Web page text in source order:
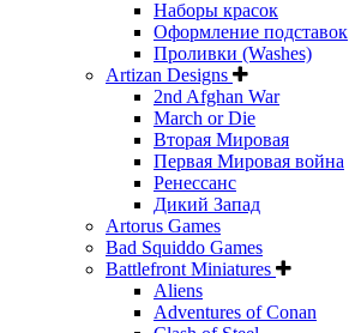
Наборы красок
Оформление подставок
Проливки (Washes)
Artizan Designs
2nd Afghan War
March or Die
Вторая Мировая
Первая Мировая война
Ренессанс
Дикий Запад
Artorus Games
Bad Squiddo Games
Battlefront Miniatures
Aliens
Adventures of Conan